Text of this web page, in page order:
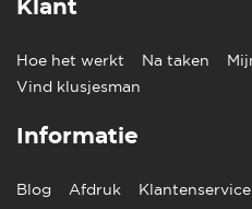
Klant
Hoe het werkt Na taken
Vind klusjesman
Informatie
Blog Afdruk Klantenservice